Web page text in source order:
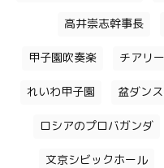
高井崇志幹事長
甲子園吹奏楽 チアリ
れいわ甲子園 盆ダン
ロシアのプロバガンダ
文京シビックホール